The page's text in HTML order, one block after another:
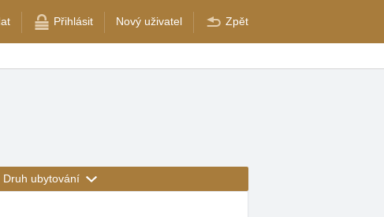
Přihlásit Nový uživatel Zpět
Druh ubytování